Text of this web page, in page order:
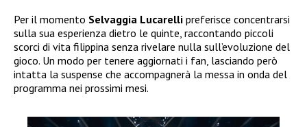
Per il momento Selvaggia Lucarelli preferisce concentrarsi
sulla sua esperienza dietro le quinte, raccontando piccoli
scorci di vita filippina senza rivelare nulla sull’evoluzione del
gioco. Un modo per tenere aggiornati i fan, lasciando però
intatta la suspense che accompagnerà la messa in onda del
programma nei prossimi mesi.